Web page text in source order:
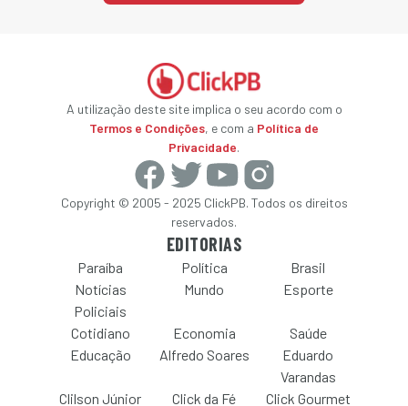
A utilização deste site implica o seu acordo com o
Termos e Condições, e com a Política de
Privacidade.
Copyright © 2005 - 2025 ClickPB. Todos os direitos
reservados.
EDITORIAS
Paraíba Política
Brasil
Notícias
Policiais
Mundo Esporte
Cotidiano Economia
Saúde
Educação
Alfredo Soares
Eduardo
Varandas
Clilson Júnior
Click da Fé Click Gourmet